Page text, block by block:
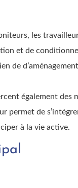
les
et de
de
également des
permet de
à la vie active.